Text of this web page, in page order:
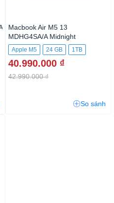
Macbook Air M5 13
MDHG4SA/A Midnight
Apple M5 24 GB 1TB
40.990.000 ₫
42.990.000 ₫
So sánh